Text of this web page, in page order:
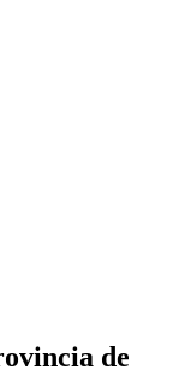
de